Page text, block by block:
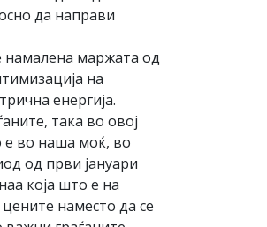
да направи
намалена маржата од
на
енергија.
така во овој
е во наша моќ, во
од први јануари
која што е на
наместо да се